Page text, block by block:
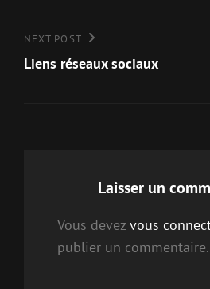
Navigation
de
Next
Post
NEXT POST
Liens réseaux sociaux
Laisser un
Vous devez vous
publier un commentaire.